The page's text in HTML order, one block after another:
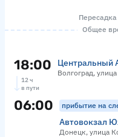
Пересадка
Общее
18:00 Центральный
Волгоград,
12 ч
в пути
06:00 прибытие на
Автовокзал
Донецк, улица